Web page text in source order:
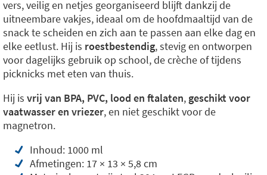
vers, veilig en netjes georganiseerd blijft dankzij de
uitneembare vakjes, ideaal om de hoofdmaaltijd van de
snack te scheiden en zich aan te passen aan elke dag en
elke eetlust. Hij is roestbestendig, stevig en ontworpen
voor dagelijks gebruik op school, de crèche of tijdens
picknicks met eten van thuis.
Hij is vrij van BPA, PVC, lood en ftalaten, geschikt voor
vaatwasser en vriezer, en niet geschikt voor de
magnetron.
Inhoud: 1000 ml
Afmetingen: 17 × 13 × 5,8 cm